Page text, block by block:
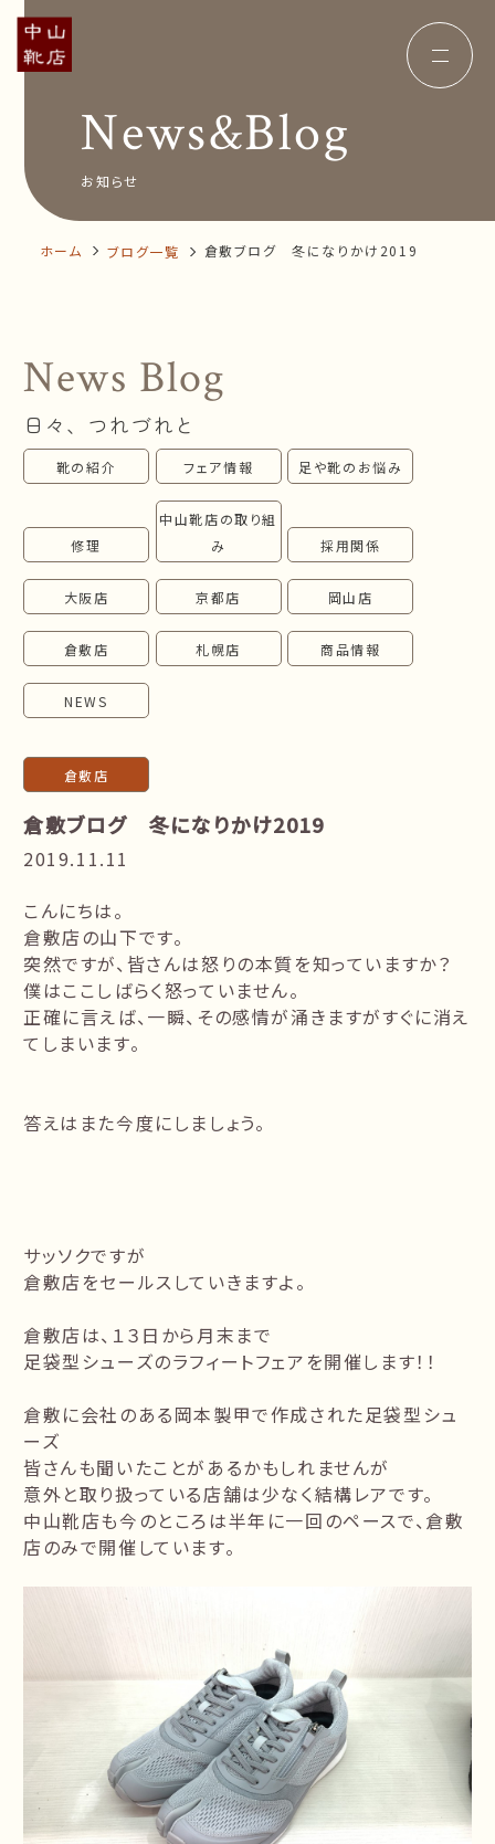
Concept コンセプト
Insole オーダー中敷き
News&Blog
Company 会社概要
オンラインショップ
お問い合わせ
News&Blog
お知らせ
ホーム ブログ一覧 倉敷ブログ 冬になりかけ2019
News Blog
日々、つれづれと
靴の紹介 フェア情報 足や靴のお悩み
修理
中山靴店の取り組
み
採用関係
大阪店 京都店 岡山店
倉敷店 札幌店 商品情報
NEWS
倉敷店
倉敷ブログ 冬になりかけ2019
2019.11.11
こんにちは。
倉敷店の山下です。
突然ですが、皆さんは怒りの本質を知っていますか？
僕はここしばらく怒っていません。
正確に言えば、一瞬、その感情が涌きますがすぐに消え
てしまいます。
答えはまた今度にしましょう。
サッソクですが
倉敷店をセールスしていきますよ。
倉敷店は、１３日から月末まで
足袋型シューズのラフィートフェアを開催します！！
倉敷に会社のある岡本製甲で作成された足袋型シュ
ーズ
皆さんも聞いたことがあるかもしれませんが
意外と取り扱っている店舗は少なく結構レアです。
中山靴店も今のところは半年に一回のペースで、倉敷
店のみで開催しています。